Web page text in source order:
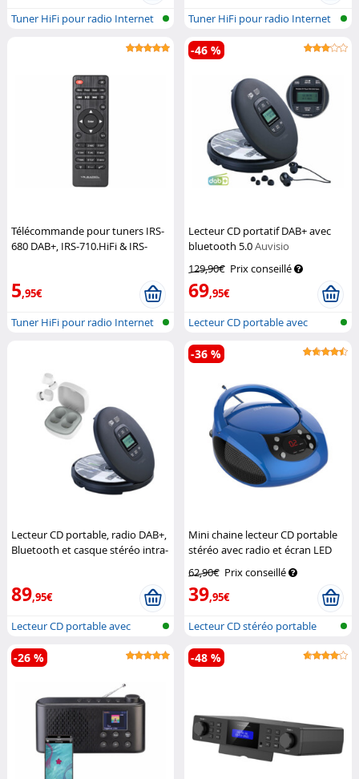
Tuner HiFi pour radio Internet
Tuner HiFi pour radio Internet
et D...
Télécommande pour tuners IRS-
680 DAB+, IRS-710.HiFi & IRS-
5,95€
Tuner HiFi pour radio Internet
Lecteur CD portatif DAB+ avec
bluetooth 5.0Auvisio
129,90€ Prix conseillé
69,95€
-46 %
Lecteur CD portable avec
batterie,...
Lecteur CD portable, radio DAB+,
Bluetooth et casque stéréo intra-
89,95€
Lecteur CD portable avec
batterie,...
Mini chaine lecteur CD portable
stéréo avec radio et écran LED
62,90€ Prix conseillé
39,95€
-36 %
Lecteur CD stéréo portable
avec rad...
-26 % -48 %